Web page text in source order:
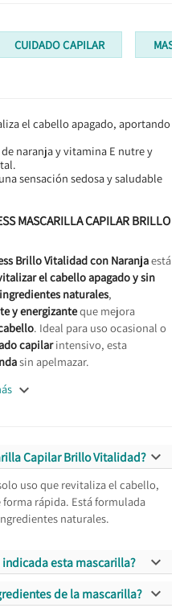
CUIDADO CAPILAR
el cabello apagado, aportando
naranja y vitamina E nutre y
sensación sedosa y saludable
MASCARILLA CAPILAR BRILLO
Brillo Vitalidad con Naranjaestá
el cabello apagado y sin
ingredientes naturales,
y energizanteque mejora
. Ideal para uso ocasional o
capilarintensivo, esta
sin apelmazar.

Capilar Brillo Vitalidad?
uso que revitaliza el cabello,
rápida. Está formulada
naturales.
esta mascarilla? 
de la mascarilla? 